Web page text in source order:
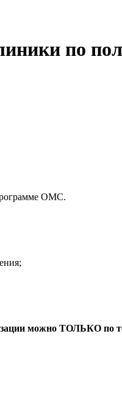
по
ОМС. ⠀
можно ТОЛЬКО по